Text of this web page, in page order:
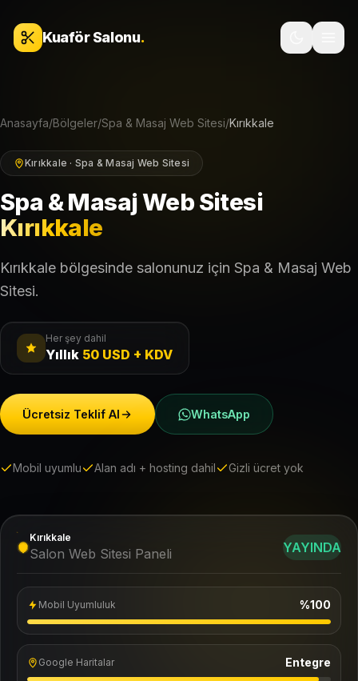
Kuaför Salonu.
Anasayfa/Bölgeler/Spa & Masaj Web Sitesi/Kırıkkale
Kırıkkale · Spa & Masaj Web Sitesi
Spa & Masaj Web Sitesi
Kırıkkale
Kırıkkale bölgesinde salonunuz için Spa & Masaj Web
Sitesi.
Her şey dahil
Yıllık 50 USD + KDV
Ücretsiz Teklif Al WhatsApp
Mobil uyumlu Alan adı + hosting dahil Gizli ücret yok
Kırıkkale
Salon Web Sitesi Paneli YAYINDA
Mobil Uyumluluk %100
Google Haritalar Entegre